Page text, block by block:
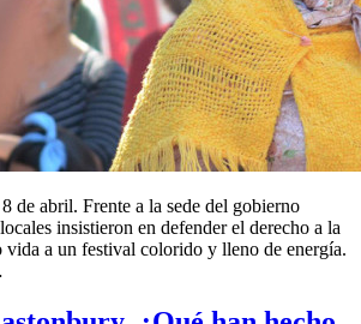
de abril. Frente a la sede del gobierno
insistieron en defender el derecho a la
vida a un festival colorido y lleno de energía.